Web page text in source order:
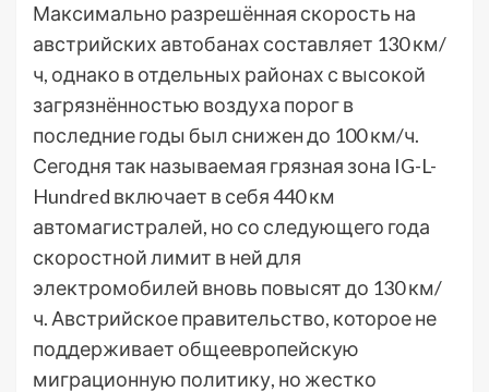
Максимально разрешённая скорость на
австрийских автобанах составляет 130 км/
ч, однако в отдельных районах с высокой
загрязнённостью воздуха порог в
последние годы был снижен до 100 км/ч.
Сегодня так называемая грязная зона IG-L-
Hundred включает в себя 440 км
автомагистралей, но со следующего года
скоростной лимит в ней для
электромобилей вновь повысят до 130 км/
ч. Австрийское правительство, которое не
поддерживает общеевропейскую
миграционную политику, но жестко